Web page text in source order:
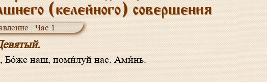
(келейного) совершения
Час 1
Бо́же наш, поми́луй нас. Ами́нь.